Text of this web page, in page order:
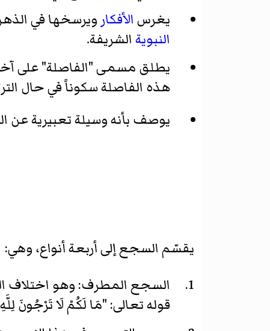
يغرس الأفكار ويرسخها في
النبوية الشريفة.
يطلق مسمى "الفاصلة" على
هذه الفاصلة سكوناً في حال
يوصف بأنه وسيلة تعبيرية عن
يقسّم السجع إلى أربعة أنواع، وهي:
السجع المطرف: وهو اختلاف
قوله تعالى: "مَا لَكُمْ لَا تَرْجُونَ